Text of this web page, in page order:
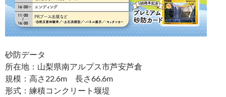
砂防データ
所在地：山梨県南アルプス市芦安芦倉
規模：高さ22.6m 長さ66.6m
形式：練積コンクリート堰堤